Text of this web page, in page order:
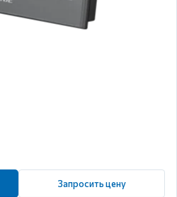
Запросить цену